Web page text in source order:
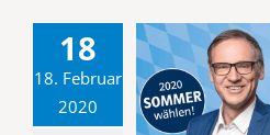
18
18. Februar
2020